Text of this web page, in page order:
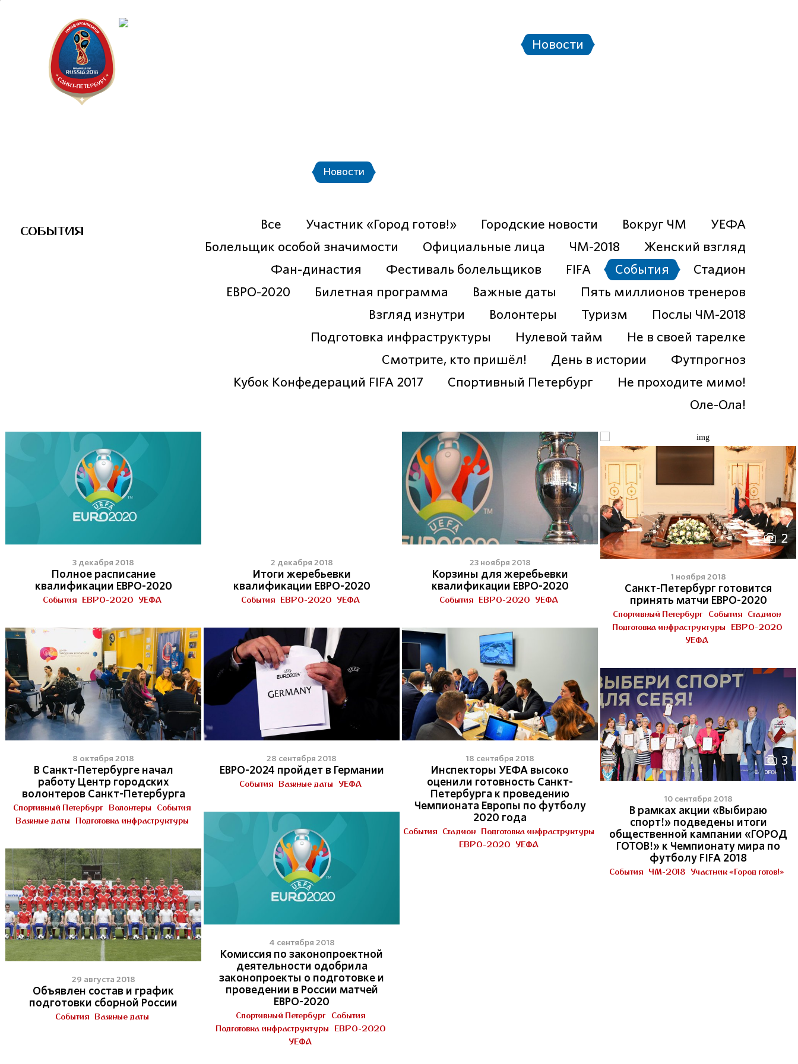
Новости
Новости
СОБЫТИЯ Все Участник «Город готов!» Городские новости Вокруг ЧМ
УЕФА
Болельщик особой значимости
Официальные лица ЧМ-2018
Женский взгляд
Фан-династия
Фестиваль болельщиков FIFA События
Стадион
ЕВРО-2020
Билетная программа Важные даты
Пять миллионов тренеров
Взгляд изнутри
Волонтеры Туризм
Послы ЧМ-2018
Подготовка инфраструктуры
Нулевой тайм
Не в своей тарелке
Смотрите, кто пришёл!
День в истории
Футпрогноз
Кубок Конфедераций FIFA 2017
Спортивный Петербург
Не проходите мимо!
Оле-Ола!
3 декабря 2018
Полное расписание
квалификации ЕВРО-2020
События ЕВРО-2020 УЕФА
2 декабря 2018
Итоги жеребьевки
квалификации ЕВРО-2020
События ЕВРО-2020 УЕФА
23 ноября 2018
Корзины для жеребьевки
квалификации ЕВРО-2020
События ЕВРО-2020 УЕФА
2
1 ноября 2018
Санкт-Петербург готовится
принять матчи ЕВРО-2020
Спортивный Петербург События Стадион
Подготовка инфраструктуры
ЕВРО-2020
УЕФА
8 октября 2018
В Санкт-Петербурге начал
работу Центр городских
волонтеров Санкт-Петербурга
Спортивный Петербург Волонтеры
События
Важные даты
Подготовка инфраструктуры
28 сентября 2018
ЕВРО-2024 пройдет в Германии
События Важные даты УЕФА
18 сентября 2018
Инспекторы УЕФА высоко
оценили готовность Санкт-
Петербурга к проведению
Чемпионата Европы по футболу
2020 года
События Стадион Подготовка инфраструктуры
ЕВРО-2020 УЕФА
3
10 сентября 2018
В рамках акции «Выбираю
спорт!» подведены итоги
общественной кампании «ГОРОД
ГОТОВ!» к Чемпионату мира по
футболу FIFA 2018
События ЧМ-2018 Участник «Город готов!»
4 сентября 2018
Комиссия по законопроектной
деятельности одобрила
законопроекты о подготовке и
проведении в России матчей
ЕВРО-2020
Спортивный Петербург События
Подготовка инфраструктуры
ЕВРО-2020
УЕФА
29 августа 2018
Объявлен состав и график
подготовки сборной России
События Важные даты